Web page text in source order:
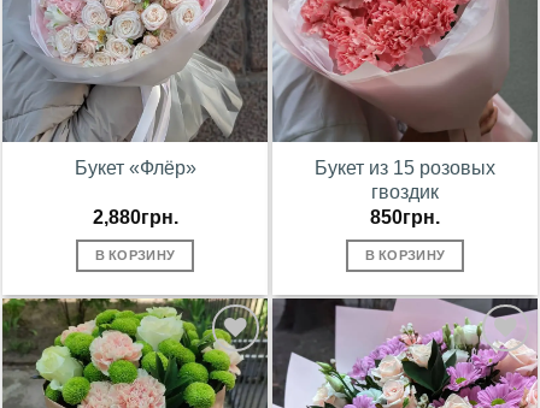
Букет «Флёр»
2,880грн.
В КОРЗИНУ
Букет из 15 розовых
гвоздик
850грн.
В КОРЗИНУ
В
избранное
В
избранное